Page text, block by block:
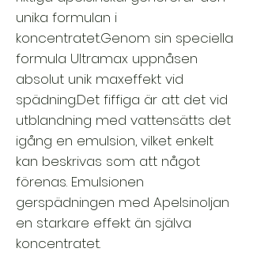
unika formulan i
koncentratet.Genom sin speciella
formula Ultramax uppnåsen
absolut unik maxeffekt vid
spädning.Det fiffiga är att det vid
utblandning med vattensätts det
igång en emulsion, vilket enkelt
kan beskrivas som att något
förenas. Emulsionen
gerspädningen med Apelsinoljan
en starkare effekt än själva
koncentratet.